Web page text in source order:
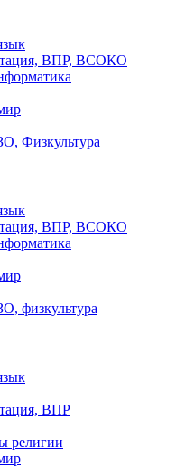
ВПР, ВСОКО
Физкультура
ВПР, ВСОКО
физкультура
ВПР
религии